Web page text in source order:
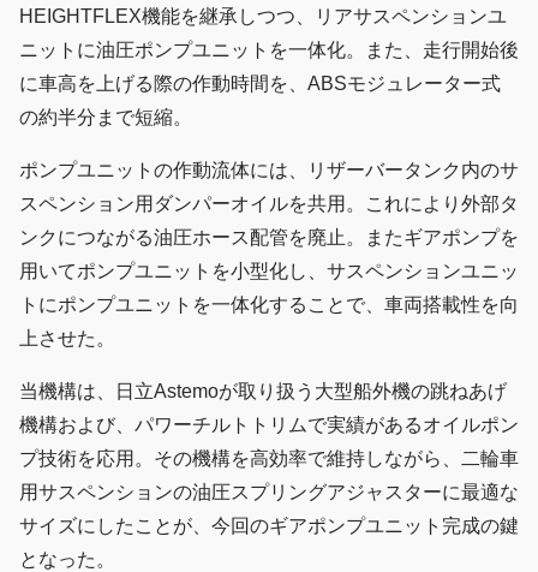
HEIGHTFLEX機能を継承しつつ、リアサスペンションユ
ニットに油圧ポンプユニットを一体化。また、走行開始後
に車高を上げる際の作動時間を、ABSモジュレーター式
の約半分まで短縮。
ポンプユニットの作動流体には、リザーバータンク内のサ
スペンション用ダンパーオイルを共用。これにより外部タ
ンクにつながる油圧ホース配管を廃止。またギアポンプを
用いてポンプユニットを小型化し、サスペンションユニッ
トにポンプユニットを一体化することで、車両搭載性を向
上させた。
当機構は、日立Astemoが取り扱う大型船外機の跳ねあげ
機構および、パワーチルトトリムで実績があるオイルポン
プ技術を応用。その機構を高効率で維持しながら、二輪車
用サスペンションの油圧スプリングアジャスターに最適な
サイズにしたことが、今回のギアポンプユニット完成の鍵
となった。